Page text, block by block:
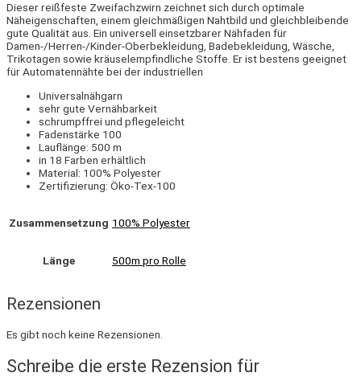
Dieser reißfeste Zweifachzwirn zeichnet sich durch optimale
Näheigenschaften, einem gleichmäßigen Nahtbild und gleichbleibende
gute Qualität aus. Ein universell einsetzbarer Nähfaden für
Damen-/Herren-/Kinder-Oberbekleidung, Badebekleidung, Wäsche,
Trikotagen sowie kräuselempfindliche Stoffe. Er ist bestens geeignet
für Automatennähte bei der industriellen
Universalnähgarn
sehr gute Vernähbarkeit
schrumpffrei und pflegeleicht
Fadenstärke 100
Lauflänge: 500 m
in 18 Farben erhältlich
Material: 100% Polyester
Zertifizierung: Öko-Tex-100
Zusammensetzung 100% Polyester
Länge 500m pro Rolle
Rezensionen
Es gibt noch keine Rezensionen.
Schreibe die erste Rezension für